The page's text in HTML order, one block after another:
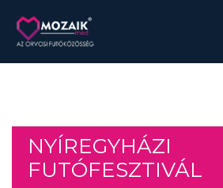
NYÍREGYHÁZI
FUTÓFESZTIVÁL